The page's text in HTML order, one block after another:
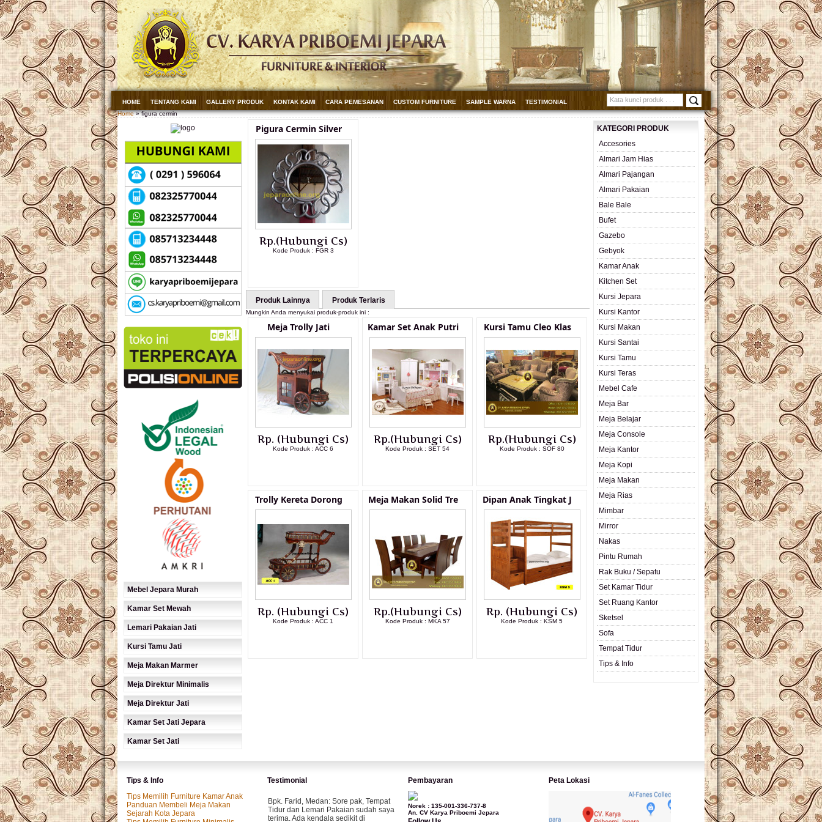
HOME TENTANG KAMI GALLERY PRODUK KONTAK KAMI CARA PEMESANAN CUSTOM FURNITURE SAMPLE WARNA
TESTIMONIAL
Home» figura cermin
Mebel Jepara Murah
Kamar Set Mewah
Lemari Pakaian Jati
Kursi Tamu Jati
Meja Makan Marmer
Meja Direktur Minimalis
Meja Direktur Jati
Kamar Set Jati Jepara
Kamar Set Jati
Pigura Cermin Silver
Rp.(Hubungi Cs)
Kode Produk : FGR 3
Produk Lainnya Produk Terlaris
Mungkin Anda menyukai produk-produk ini :
Meja Trolly Jati
Rp. (Hubungi Cs)
Kode Produk : ACC 6
Kamar Set Anak Putri
Rp.(Hubungi Cs)
Kode Produk : SET 54
Kursi Tamu Cleo Klas
Rp.(Hubungi Cs)
Kode Produk : SOF 80
Trolly Kereta Dorong
Rp. (Hubungi Cs)
Kode Produk : ACC 1
Meja Makan Solid Tre
Rp.(Hubungi Cs)
Kode Produk : MKA 57
Dipan Anak Tingkat J
Rp. (Hubungi Cs)
Kode Produk : KSM 5
KATEGORI PRODUK
Accesories
Almari Jam Hias
Almari Pajangan
Almari Pakaian
Bale Bale
Bufet
Gazebo
Gebyok
Kamar Anak
Kitchen Set
Kursi Jepara
Kursi Kantor
Kursi Makan
Kursi Santai
Kursi Tamu
Kursi Teras
Mebel Cafe
Meja Bar
Meja Belajar
Meja Console
Meja Kantor
Meja Kopi
Meja Makan
Meja Rias
Mimbar
Mirror
Nakas
Pintu Rumah
Rak Buku / Sepatu
Set Kamar Tidur
Set Ruang Kantor
Sketsel
Sofa
Tempat Tidur
Tips & Info
Tips & Info
Tips Memilih Furniture Kamar Anak
Panduan Membeli Meja Makan
Sejarah Kota Jepara
Testimonial
Bpk. Farid, Medan: Sore pak, Tempat
Tidur dan Lemari Pakaian sudah saya
terima. Ada kendala sedikit di
Pembayaran
Norek : 135-001-336-737-8
An. CV Karya Priboemi Jepara
Peta Lokasi